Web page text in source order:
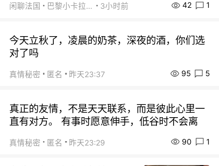
闲聊法国 巴黎小卡拉咪 3小时前 42 1
今天立秋了，凌晨的奶茶，深夜的酒，你们选
对了吗
真情秘密 匿名 昨天23:37 95 5
真正的友情，不是天天联系，而是彼此心里一
直有对方。 有事时愿意伸手，低谷时不会离
真情秘密 匿名 昨天23:29 90 1